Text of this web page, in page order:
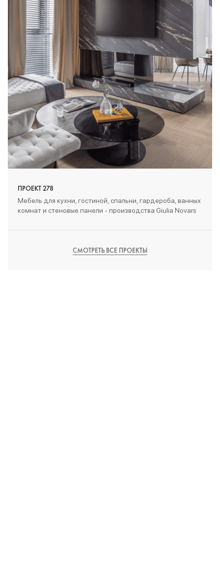
ПРОЕКТ 278
Мебель для кухни, гостиной, спальни, гардероба, ванных
комнат и стеновые панели - производства Giulia Novars
СМОТРЕТЬ ВСЕ ПРОЕКТЫ